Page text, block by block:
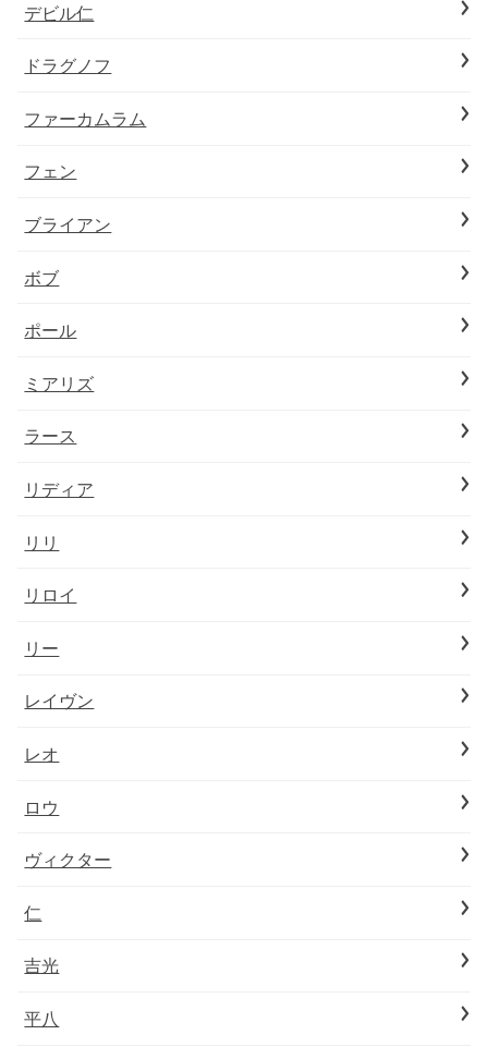
デビル仁
ドラグノフ
ファーカムラム
フェン
ブライアン
ボブ
ポール
ミアリズ
ラース
リディア
リリ
リロイ
リー
レイヴン
レオ
ロウ
ヴィクター
仁
吉光
平八